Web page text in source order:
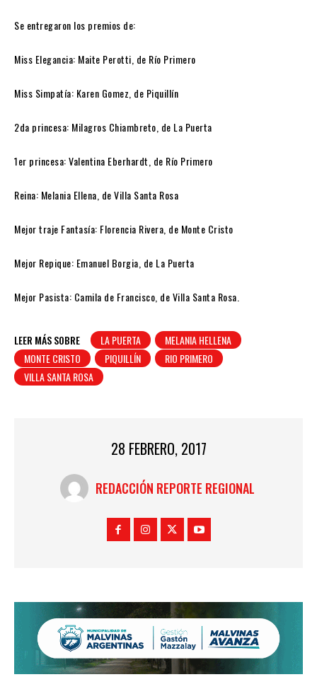
Se entregaron los premios de:
Miss Elegancia: Maite Perotti, de Río Primero
Miss Simpatía: Karen Gomez, de Piquillín
2da princesa: Milagros Chiambreto, de La Puerta
1er princesa: Valentina Eberhardt, de Río Primero
Reina: Melania Ellena, de Villa Santa Rosa
Mejor traje Fantasía: Florencia Rivera, de Monte Cristo
Mejor Repique: Emanuel Borgia, de La Puerta
Mejor Pasista: Camila de Francisco, de Villa Santa Rosa.
LEER MÁS SOBRE LA PUERTA
MELANIA HELLENA
MONTE CRISTO
PIQUILLÍN
RIO PRIMERO
VILLA SANTA ROSA
28 FEBRERO, 2017
REDACCIÓN REPORTE REGIONAL